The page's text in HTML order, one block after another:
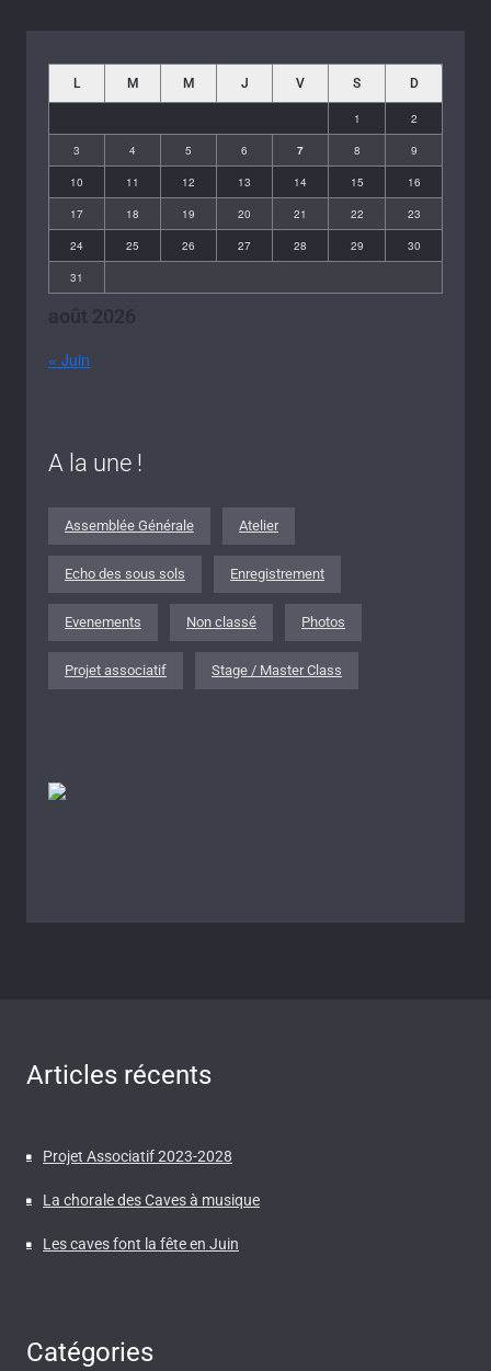
août 2026
L M M J V S D
1 2
3 4 5 6 7 8 9
10 11 12 13 14 15 16
17 18 19 20 21 22 23
24 25 26 27 28 29 30
31
« Juin
A la une !
Assemblée Générale Atelier
Echo des sous sols Enregistrement
Evenements Non classé Photos
Projet associatif Stage / Master Class
Articles récents
Projet Associatif 2023-2028
La chorale des Caves à musique
Les caves font la fête en Juin
Catégories